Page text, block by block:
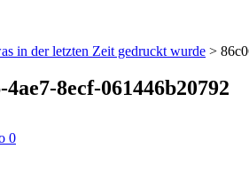
in der letzten Zeit gedruckt wurde >
8ecf-061446b20792
0